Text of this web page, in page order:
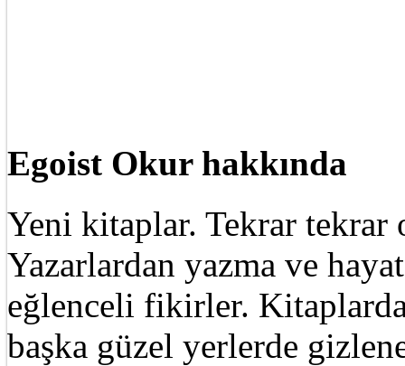
Egoist Okur hakkında
Yeni kitaplar. Tekrar tekrar
Yazarlardan yazma ve
eğlenceli fikirler.
başka güzel yerlerde